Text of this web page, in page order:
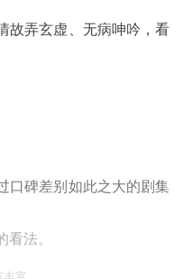
故弄玄虚、无病呻吟，看
口碑差别如此之大的剧集
法。